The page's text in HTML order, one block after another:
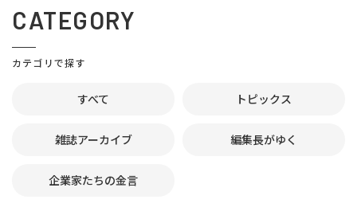
CATEGORY
カテゴリで探す
すべて トピックス
雑誌アーカイブ 編集長がゆく
企業家たちの金言